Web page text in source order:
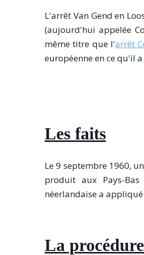
L'arrêt Van Gend en
(aujourd'hui appelée
même titre que l'arrêt
européenne en ce qu'il
Les faits
Le 9 septembre 1960,
produit aux Pays-
néerlandaise a
La procédure